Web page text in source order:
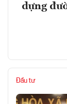
dựng
Đầu tư